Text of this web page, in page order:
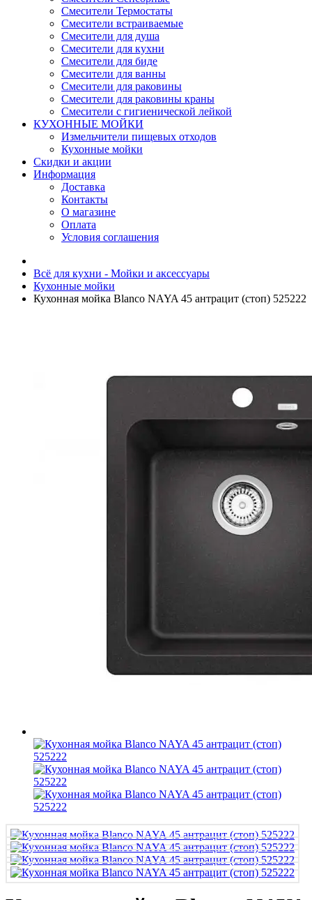
Смесители Термостаты
Смесители встраиваемые
Смесители для душа
Смесители для кухни
Смесители для биде
Смесители для ванны
Смесители для раковины
Смесители для раковины краны
Смесители с гигиенической лейкой
КУХОННЫЕ МОЙКИ
Измельчители пищевых отходов
Кухонные мойки
Скидки и акции
Информация
Доставка
Контакты
О магазине
Оплата
Условия соглашения
Всё для кухни - Мойки и аксессуары
Кухонные мойки
Кухонная мойка Blanco NAYA 45 антрацит (стоп) 525222